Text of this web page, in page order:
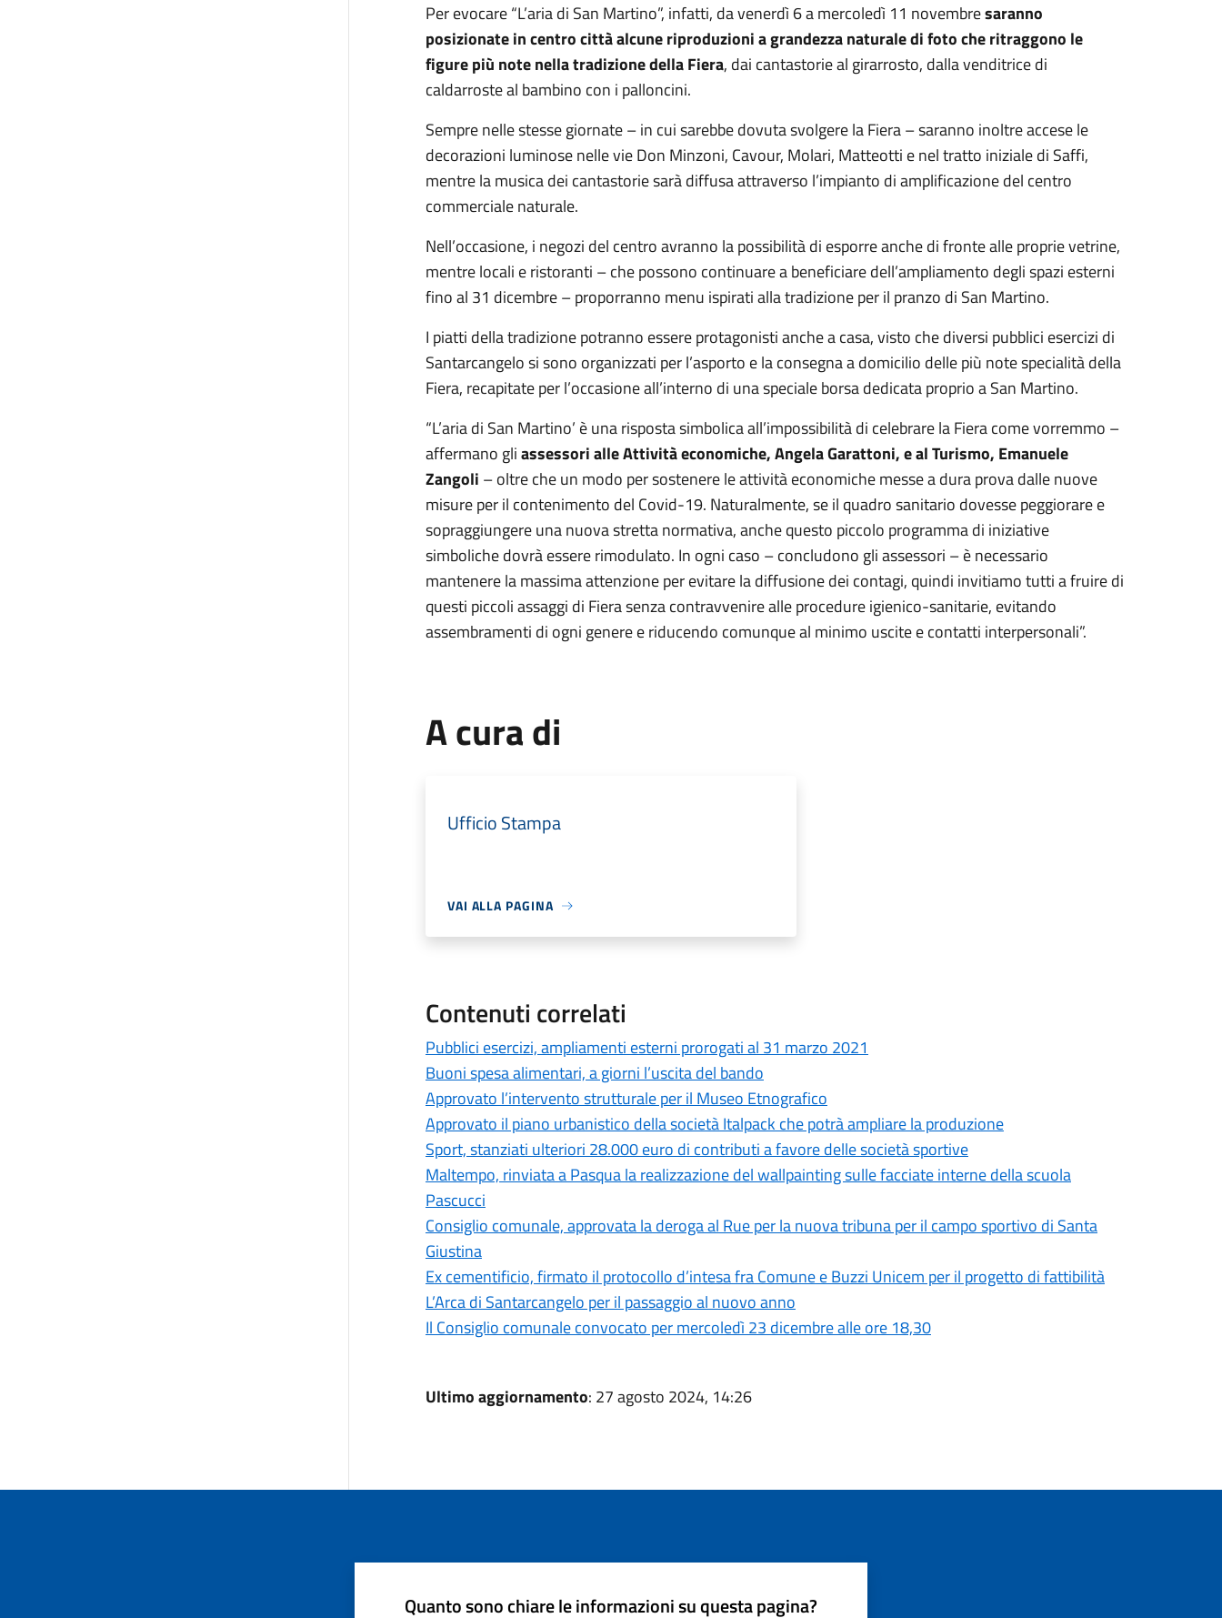
Per evocare “L’aria di San Martino”, infatti, da venerdì 6 a mercoledì 11 novembresaranno
posizionate in centro città alcune riproduzioni a grandezza naturale di foto che ritraggono le
figure più note nella tradizione della Fiera, dai cantastorie al girarrosto, dalla venditrice di
caldarroste al bambino con i palloncini.
Sempre nelle stesse giornate – in cui sarebbe dovuta svolgere la Fiera – saranno inoltre accese le
decorazioni luminose nelle vie Don Minzoni, Cavour, Molari, Matteotti e nel tratto iniziale di Saffi,
mentre la musica dei cantastorie sarà diffusa attraverso l’impianto di amplificazione del centro
commerciale naturale.
Nell’occasione, i negozi del centro avranno la possibilità di esporre anche di fronte alle proprie vetrine,
mentre locali e ristoranti – che possono continuare a beneficiare dell’ampliamento degli spazi esterni
fino al 31 dicembre – proporranno menu ispirati alla tradizione per il pranzo di San Martino.
I piatti della tradizione potranno essere protagonisti anche a casa, visto che diversi pubblici esercizi di
Santarcangelo si sono organizzati per l’asporto e la consegna a domicilio delle più note specialità della
Fiera, recapitate per l’occasione all’interno di una speciale borsa dedicata proprio a San Martino.
“L’aria di San Martino’ è una risposta simbolica all’impossibilità di celebrare la Fiera come vorremmo –
affermano gliassessori alle Attività economiche, Angela Garattoni, e al Turismo, Emanuele
Zangoli – oltre che un modo per sostenere le attività economiche messe a dura prova dalle nuove
misure per il contenimento del Covid-19. Naturalmente, se il quadro sanitario dovesse peggiorare e
sopraggiungere una nuova stretta normativa, anche questo piccolo programma di iniziative
simboliche dovrà essere rimodulato. In ogni caso – concludono gli assessori – è necessario
mantenere la massima attenzione per evitare la diffusione dei contagi, quindi invitiamo tutti a fruire di
questi piccoli assaggi di Fiera senza contravvenire alle procedure igienico-sanitarie, evitando
assembramenti di ogni genere e riducendo comunque al minimo uscite e contatti interpersonali”.
A cura di
Ufficio Stampa
VAI ALLA PAGINA
Contenuti correlati
Pubblici esercizi, ampliamenti esterni prorogati al 31 marzo 2021
Buoni spesa alimentari, a giorni l’uscita del bando
Approvato l’intervento strutturale per il Museo Etnografico
Approvato il piano urbanistico della società Italpack che potrà ampliare la produzione
Sport, stanziati ulteriori 28.000 euro di contributi a favore delle società sportive
Maltempo, rinviata a Pasqua la realizzazione del wallpainting sulle facciate interne della scuola
Pascucci
Consiglio comunale, approvata la deroga al Rue per la nuova tribuna per il campo sportivo di Santa
Giustina
Ex cementificio, firmato il protocollo d’intesa fra Comune e Buzzi Unicem per il progetto di fattibilità
L’Arca di Santarcangelo per il passaggio al nuovo anno
Il Consiglio comunale convocato per mercoledì 23 dicembre alle ore 18,30
Ultimo aggiornamento: 27 agosto 2024, 14:26
Quanto sono chiare le informazioni su questa pagina?